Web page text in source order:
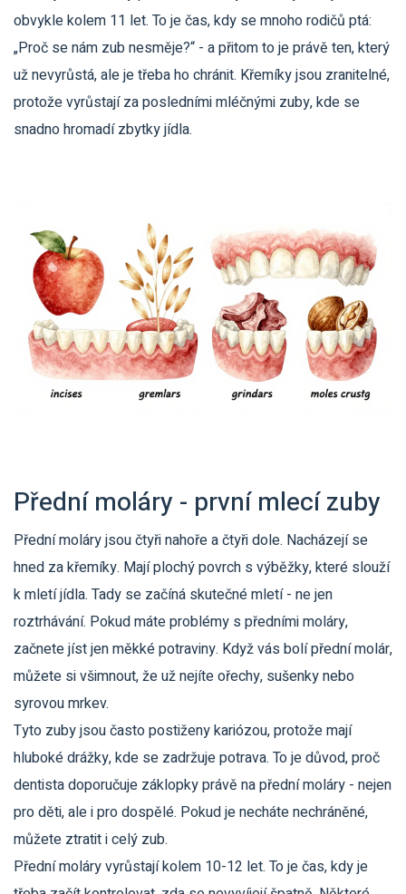
obvykle kolem 11 let. To je čas, kdy se mnoho rodičů ptá:
„Proč se nám zub nesměje?“ - a přitom to je právě ten, který
už nevyrůstá, ale je třeba ho chránit. Křemíky jsou zranitelné,
protože vyrůstají za posledními mléčnými zuby, kde se
snadno hromadí zbytky jídla.
Přední moláry - první mlecí zuby
Přední moláry jsou čtyři nahoře a čtyři dole. Nacházejí se
hned za křemíky. Mají plochý povrch s výběžky, které slouží
k mletí jídla. Tady se začíná skutečné mletí - ne jen
roztrhávání. Pokud máte problémy s předními moláry,
začnete jíst jen měkké potraviny. Když vás bolí přední molár,
můžete si všimnout, že už nejíte ořechy, sušenky nebo
syrovou mrkev.
Tyto zuby jsou často postiženy kariózou, protože mají
hluboké drážky, kde se zadržuje potrava. To je důvod, proč
dentista doporučuje záklopky právě na přední moláry - nejen
pro děti, ale i pro dospělé. Pokud je necháte nechráněné,
můžete ztratit i celý zub.
Přední moláry vyrůstají kolem 10-12 let. To je čas, kdy je